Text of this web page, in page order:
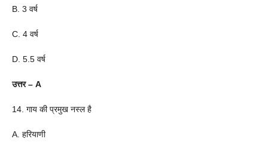
B. 3 वर्ष
C. 4 वर्ष
D. 5.5 वर्ष
उत्तर – A
14. गाय की प्रमुख नस्ल है
A. हरियाणी